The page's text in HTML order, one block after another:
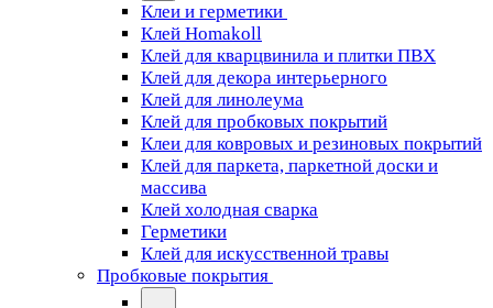
Клеи и герметики
Клей Homakoll
Клей для кварцвинила и плитки ПВХ
Клей для декора интерьерного
Клей для линолеума
Клей для пробковых покрытий
Клеи для ковровых и резиновых покрытий
Клей для паркета, паркетной доски и
массива
Клей холодная сварка
Герметики
Клей для искусственной травы
Пробковые покрытия